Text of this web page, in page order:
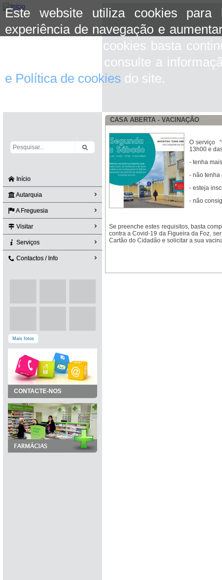
Este website utiliza cookies para
experiência de navegação e
aceitar o uso de cookies basta
mais informação consulte a
e Política de cookies do site.
Início
Autarquia
A Freguesia
Visitar
Serviços
Contactos / Info
Mais fotos
CONTACTE-NOS
CASA ABERTA - VACINAÇÃO
O serviço
13h00 e
- tenha
- não tenha
- esteja
- não
Se preenche estes requisitos, basta
contra a Covid-19 da Figueira da Foz,
Cartão do Cidadão e solicitar a sua